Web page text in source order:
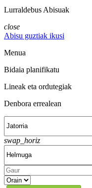
Lurraldebus Abisuak
close
Abisu guztiak ikusi
Menua
Bidaia planifikatu
Lineak eta ordutegiak
Denbora errealean
swap_horiz